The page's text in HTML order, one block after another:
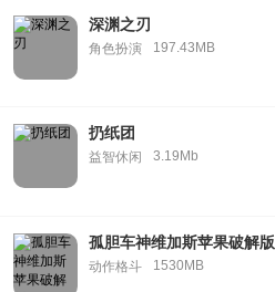
深渊之刃
角色扮演 197.43MB
扔纸团
益智休闲 3.19Mb
孤胆车神维加斯苹果破解版
动作格斗 1530MB